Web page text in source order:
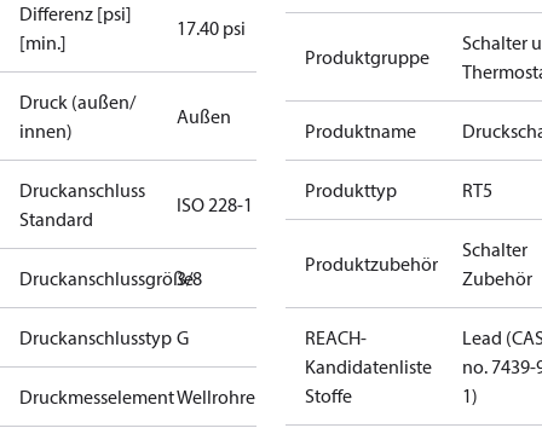
Differenz [psi]
[min.]
17.40 psi
Druck (außen/
innen)
Außen
Druckanschluss
Standard
ISO 228-1
Druckanschlussgröße
3/8
Druckanschlusstyp G
DruckmesselementWellrohre
Produktgruppe
Schalter
Produktname
Produkttyp RT5
Produktzubehör
Schalter
Zubehör
REACH-
Kandidatenliste
Stoffe
Lead
no. 7439-
1)